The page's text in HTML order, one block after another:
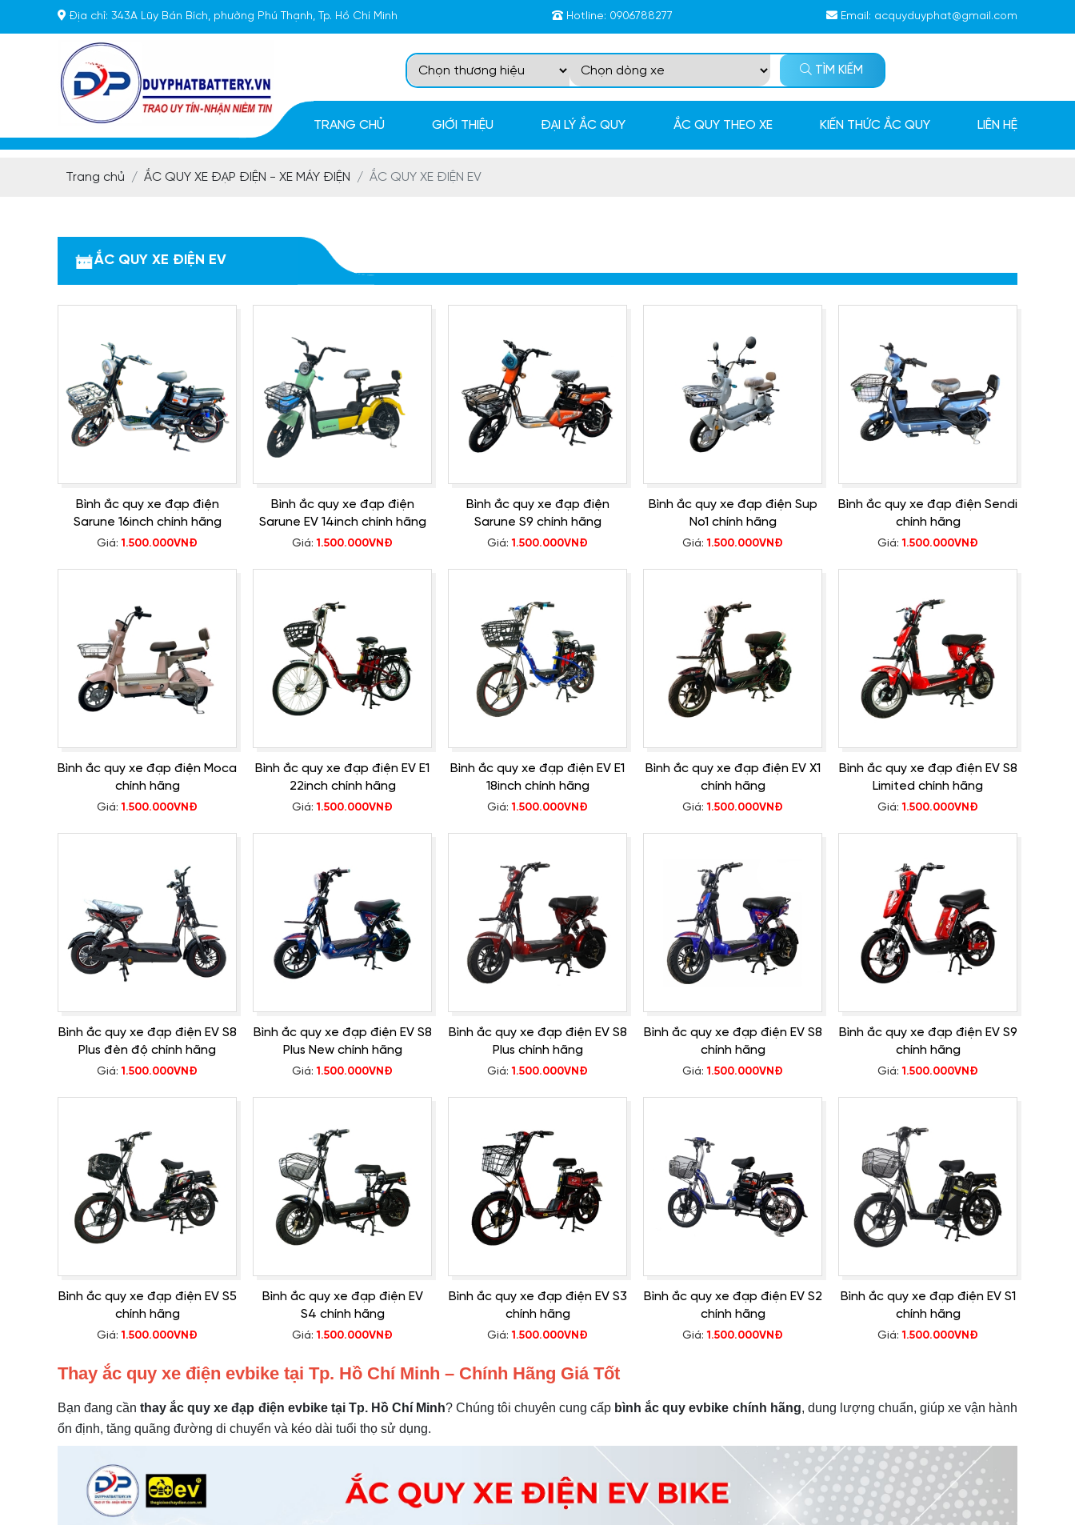
Địa chỉ: 343A Lũy Bán Bích, phường Phú Thạnh, Tp. Hồ Chí Minh Hotline: 0906788277 Email: acquyduyphat@gmail.com
TÌM KIẾM
TRANG CHỦ GIỚI THIỆU ĐẠI LÝ ẮC QUY ẮC QUY THEO XE KIẾN THỨC ẮC QUY LIÊN HỆ
Trang chủ ẮC QUY XE ĐẠP ĐIỆN - XE MÁY ĐIỆN ẮC QUY XE ĐIỆN EV
ẮC QUY XE ĐIỆN EV
Bình ắc quy xe đạp điện
Sarune 16inch chính hãng
Giá:1.500.000VNĐ
Bình ắc quy xe đạp điện
Sarune EV 14inch chính hãng
Giá:1.500.000VNĐ
Bình ắc quy xe đạp điện
Sarune S9 chính hãng
Giá:1.500.000VNĐ
Bình ắc quy xe đạp điện Sup
No1 chính hãng
Giá:1.500.000VNĐ
Bình ắc quy xe đạp điện Sendi
chính hãng
Giá:1.500.000VNĐ
Bình ắc quy xe đạp điện Moca
chính hãng
Giá:1.500.000VNĐ
Bình ắc quy xe đạp điện EV E1
22inch chính hãng
Giá:1.500.000VNĐ
Bình ắc quy xe đạp điện EV E1
18inch chính hãng
Giá:1.500.000VNĐ
Bình ắc quy xe đạp điện EV X1
chính hãng
Giá:1.500.000VNĐ
Bình ắc quy xe đạp điện EV S8
Limited chính hãng
Giá:1.500.000VNĐ
Bình ắc quy xe đạp điện EV S8
Plus đèn độ chính hãng
Giá:1.500.000VNĐ
Bình ắc quy xe đạp điện EV S8
Plus New chính hãng
Giá:1.500.000VNĐ
Bình ắc quy xe đạp điện EV S8
Plus chính hãng
Giá:1.500.000VNĐ
Bình ắc quy xe đạp điện EV S8
chính hãng
Giá:1.500.000VNĐ
Bình ắc quy xe đạp điện EV S9
chính hãng
Giá:1.500.000VNĐ
Bình ắc quy xe đạp điện EV S5
chính hãng
Giá:1.500.000VNĐ
Bình ắc quy xe đạp điện EV
S4 chính hãng
Giá:1.500.000VNĐ
Bình ắc quy xe đạp điện EV S3
chính hãng
Giá:1.500.000VNĐ
Bình ắc quy xe đạp điện EV S2
chính hãng
Giá:1.500.000VNĐ
Bình ắc quy xe đạp điện EV S1
chính hãng
Giá:1.500.000VNĐ
Thay ắc quy xe điện evbike tại Tp. Hồ Chí Minh – Chính Hãng Giá Tốt
Bạn đang cầnthay ắc quy xe đạp điện evbiketại Tp. Hồ Chí Minh? Chúng tôi chuyên cung cấp bình ắc quyevbike chính hãng, dung lượng chuẩn, giúp xe vận hành
ổn định, tăng quãng đường di chuyển và kéo dài tuổi thọ sử dụng.